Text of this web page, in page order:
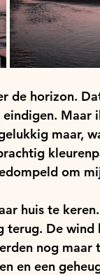
de horizon.
Maar
maar,
om
huis te
terug. De wind
nog maar
en een